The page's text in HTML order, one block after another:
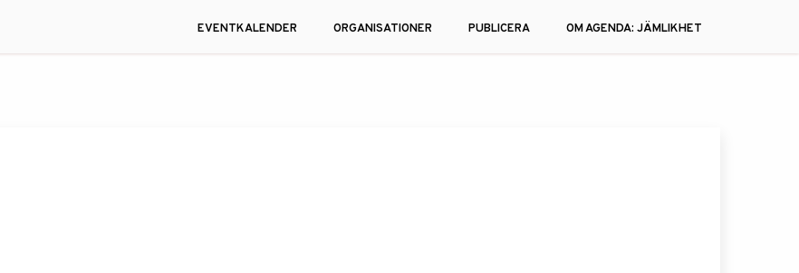
EVENTKALENDER ORGANISATIONER PUBLICERA OM AGENDA: JÄMLIKHET